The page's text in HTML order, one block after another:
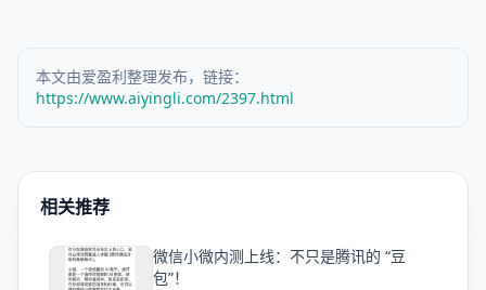
本文由爱盈利整理发布，链接：
https://www.aiyingli.com/2397.html
相关推荐
爱
微信小微内测上线：不只是腾讯的 “豆
包”！